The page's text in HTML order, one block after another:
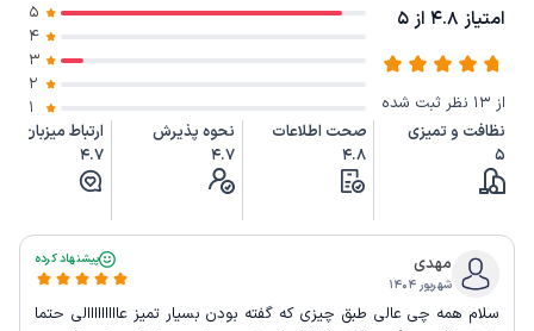
امتیاز 4.8 از 5
از 13 نظر ثبت شده
5
4
3
2
1
نظافت و تمیزی
5
صحت اطلاعات
4.8
نحوه پذیرش
4.7
ارتباط میزبان
4.7
مهدي
شهریور ۱۴۰۴
پیشنهاد کرده
سلام همه چی عالی طبق چیزی که گفته بودن بسیار تمیز عااااااااالی حتما